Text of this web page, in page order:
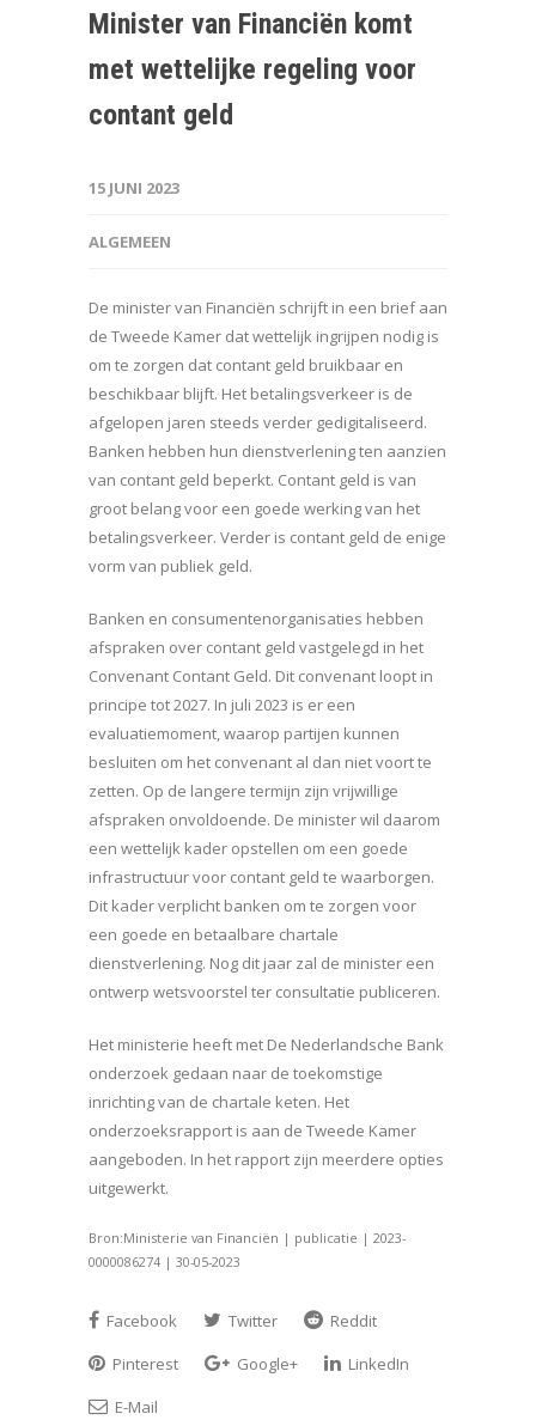
Minister van Financiën komt
met wettelijke regeling voor
contant geld
15 JUNI 2023
ALGEMEEN
De minister van Financiën schrijft in een brief aan
de Tweede Kamer dat wettelijk ingrijpen nodig is
om te zorgen dat contant geld bruikbaar en
beschikbaar blijft. Het betalingsverkeer is de
afgelopen jaren steeds verder gedigitaliseerd.
Banken hebben hun dienstverlening ten aanzien
van contant geld beperkt. Contant geld is van
groot belang voor een goede werking van het
betalingsverkeer. Verder is contant geld de enige
vorm van publiek geld.
Banken en consumentenorganisaties hebben
afspraken over contant geld vastgelegd in het
Convenant Contant Geld. Dit convenant loopt in
principe tot 2027. In juli 2023 is er een
evaluatiemoment, waarop partijen kunnen
besluiten om het convenant al dan niet voort te
zetten. Op de langere termijn zijn vrijwillige
afspraken onvoldoende. De minister wil daarom
een wettelijk kader opstellen om een goede
infrastructuur voor contant geld te waarborgen.
Dit kader verplicht banken om te zorgen voor
een goede en betaalbare chartale
dienstverlening. Nog dit jaar zal de minister een
ontwerp wetsvoorstel ter consultatie publiceren.
Het ministerie heeft met De Nederlandsche Bank
onderzoek gedaan naar de toekomstige
inrichting van de chartale keten. Het
onderzoeksrapport is aan de Tweede Kamer
aangeboden. In het rapport zijn meerdere opties
uitgewerkt.
Bron:Ministerie van Financiën | publicatie | 2023-
0000086274 | 30-05-2023
Facebook Twitter
Reddit
Pinterest
Google+
LinkedIn
E-Mail